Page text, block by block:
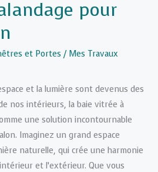
pour
et Portes / Mes Travaux
et la lumière sont devenus des
nos intérieurs, la baie vitrée à
une solution incontournable
Imaginez un grand espace
naturelle, qui crée une harmonie
et l’extérieur. Que vous